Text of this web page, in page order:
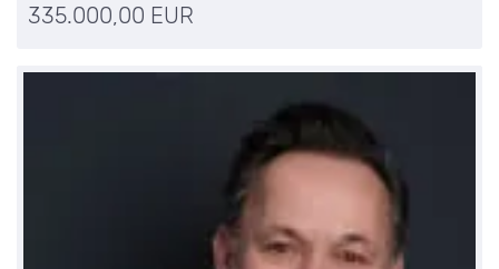
335.000,00 EUR